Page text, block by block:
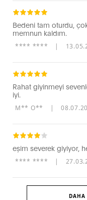
Bedeni tam oturdu,
memnun kaldım.
**** **** |
Rahat giyinmeyi
iyi.
M** O** |
eşim severek giyiyor,
**** **** |
DAHA